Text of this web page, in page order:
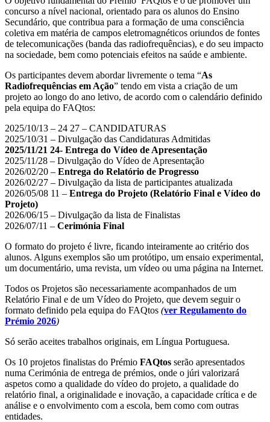
concurso a nível nacional, orientado para os alunos do Ensino
Secundário, que contribua para a formação de uma consciência
coletiva em matéria de campos eletromagnéticos oriundos de fontes
de telecomunicações (banda das radiofrequências), e do seu impacto
na sociedade, bem como potenciais efeitos na saúde e ambiente.
Os participantes devem abordar livremente o tema “As
Radiofrequências em Ação” tendo em vista a criação de um
projeto ao longo do ano letivo, de acordo com o calendário definido
pela equipa do FAQtos:
2025/10/13 – 24 27 – CANDIDATURAS
2025/10/31 – Divulgação das Candidaturas Admitidas
2025/11/21 24- Entrega do Vídeo de Apresentação
2025/11/28 – Divulgação do Vídeo de Apresentação
2026/02/20 – Entrega do Relatório de Progresso
2026/02/27 – Divulgação da lista de participantes atualizada
2026/05/08 11 – Entrega do Projeto (Relatório Final e Vídeo do
Projeto)
2026/06/15 – Divulgação da lista de Finalistas
2026/07/11 – Cerimónia Final
O formato do projeto é livre, ficando inteiramente ao critério dos
alunos. Alguns exemplos são um protótipo, um ensaio experimental,
um documentário, uma revista, um vídeo ou uma página na Internet.
Todos os Projetos são necessariamente acompanhados de um
Relatório Final e de um Vídeo do Projeto, que devem seguir o
formato definido pela equipa do FAQtos (ver Regulamento do
Prémio 2026)
Só serão aceites trabalhos originais, em Língua Portuguesa.
Os 10 projetos finalistas do Prémio FAQtos serão apresentados
numa Cerimónia de entrega de prémios, onde o júri valorizará
aspetos como a qualidade do vídeo do projeto, a qualidade do
relatório final, a originalidade e inovação, a capacidade crítica e de
análise e o envolvimento com a escola, bem como com outras
entidades.